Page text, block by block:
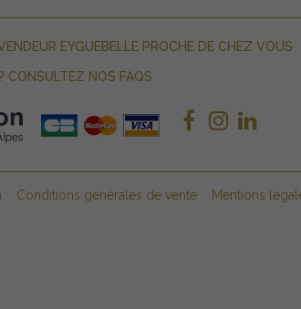
EYGUEBELLE PROCHE DE CHEZ VOUS
CONSULTEZ NOS FAQS
Conditions générales de vente Mentions